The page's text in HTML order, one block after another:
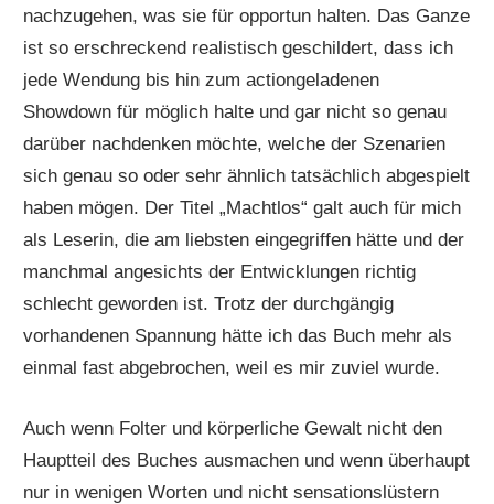
nachzugehen, was sie für opportun halten. Das Ganze
ist so erschreckend realistisch geschildert, dass ich
jede Wendung bis hin zum actiongeladenen
Showdown für möglich halte und gar nicht so genau
darüber nachdenken möchte, welche der Szenarien
sich genau so oder sehr ähnlich tatsächlich abgespielt
haben mögen. Der Titel „Machtlos“ galt auch für mich
als Leserin, die am liebsten eingegriffen hätte und der
manchmal angesichts der Entwicklungen richtig
schlecht geworden ist. Trotz der durchgängig
vorhandenen Spannung hätte ich das Buch mehr als
einmal fast abgebrochen, weil es mir zuviel wurde.
Auch wenn Folter und körperliche Gewalt nicht den
Hauptteil des Buches ausmachen und wenn überhaupt
nur in wenigen Worten und nicht sensationslüstern